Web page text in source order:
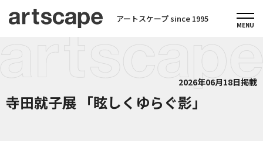
アートスケープ since 1995
2026年06月18日掲載
寺田就子展 「眩しくゆらぐ影」